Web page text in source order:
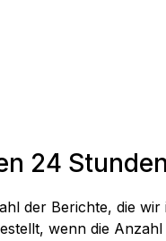
24
der Berichte, die
wenn die